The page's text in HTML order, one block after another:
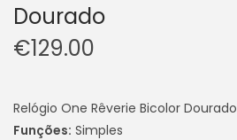
Dourado
€129.00
Relógio One Rêverie Bicolor Dourado
Funções: Simples